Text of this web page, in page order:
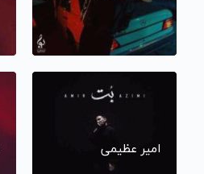
امیر عظیمی